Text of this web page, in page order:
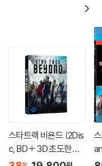
스타트렉 비욘드 (2Dis
c, BD + 3D 초도한정
오링 케이스) : 블루레